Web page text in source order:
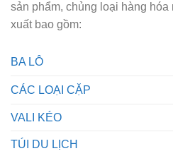
sản phẩm, chủng loại hàng
xuất bao gồm:
BA LÔ
CÁC LOẠI CẶP
VALI KÉO
TÚI DU LỊCH